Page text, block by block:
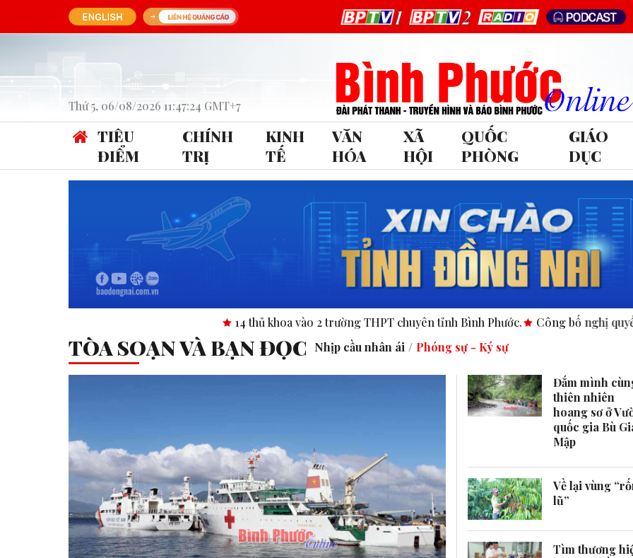
Thứ 5, 06/08/2026 11:47:24 GMT+7
TIÊU
ĐIỂM
CHÍNH
TRỊ
KINH
TẾ
VĂN
HÓA
XÃ
HỘI
QUỐC
PHÒNG
GIÁO
DỤC
14 thủ khoa vào 2 trường THPT chuyên tỉnh Bình Phước. Công bố nghị quyết, quyết định tại
TÒA SOẠN VÀ BẠN ĐỌC Nhịp cầu nhân ái Phóng sự - Ký sự
Đắm mình
thiên nhiên
hoang sơ ở
quốc gia Bù
Mập
Về lại vùng
lũ”
Tìm thương